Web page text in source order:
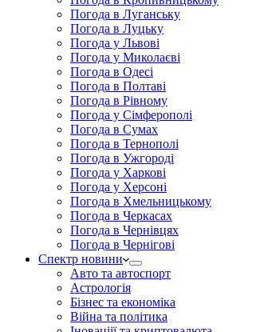
Погода в Луганську
Погода в Луцьку
Погода у Львові
Погода у Миколаєві
Погода в Одесі
Погода в Полтаві
Погода в Рівному
Погода у Сімферополі
Погода в Сумах
Погода в Тернополі
Погода в Ужгороді
Погода у Харкові
Погода у Херсоні
Погода в Хмельницькому
Погода в Черкасах
Погода в Чернівцях
Погода в Чернігові
Спектр новини
Авто та автоспорт
Астрологія
Бізнес та економіка
Війна та політика